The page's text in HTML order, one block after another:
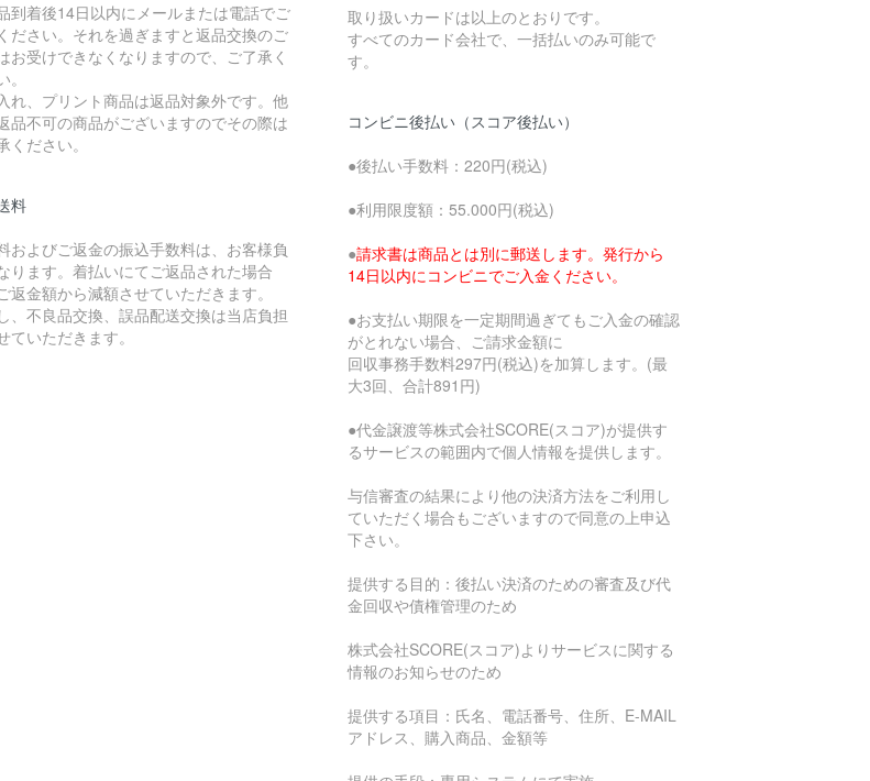
到着後14日以内にメールまたは電話でご
ださい。それを過ぎますと返品交換のご
お受けできなくなりますので、ご了承く
。
れ、プリント商品は返品対象外です。他
品不可の商品がございますのでその際は
ください。
料
およびご返金の振込手数料は、お客様負
ります。着払いにてご返品された場合
返金額から減額させていただきます。
、不良品交換、誤品配送交換は当店負担
ていただきます。
取り扱いカードは以上のとおりです。
すべてのカード会社で、一括払いのみ可能で
す。
コンビニ後払い（スコア後払い）
●後払い手数料：220円(税込)
●利用限度額：55.000円(税込)
●請求書は商品とは別に郵送します。発行から
14日以内にコンビニでご入金ください。
●お支払い期限を一定期間過ぎてもご入金の確認
がとれない場合、ご請求金額に
回収事務手数料297円(税込)を加算します。(最
大3回、合計891円)
●代金譲渡等株式会社SCORE(スコア)が提供す
るサービスの範囲内で個人情報を提供します。
与信審査の結果により他の決済方法をご利用し
ていただく場合もございますので同意の上申込
下さい。
提供する目的：後払い決済のための審査及び代
金回収や債権管理のため
株式会社SCORE(スコア)よりサービスに関する
情報のお知らせのため
提供する項目：氏名、電話番号、住所、E-MAIL
アドレス、購入商品、金額等